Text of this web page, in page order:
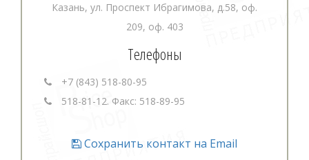
Казань, ул. Проспект Ибрагимова, д.58, оф.
209, оф. 403
Телефоны
+7 (843) 518-80-95
518-81-12. Факс: 518-89-95
Сохранить контакт на Email